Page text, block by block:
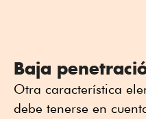
Baja
Otra característica
debe tenerse en